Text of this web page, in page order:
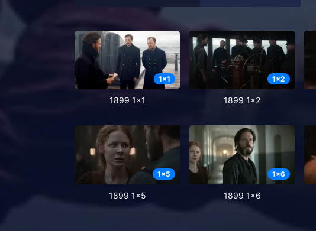
1x1
1899 1x1
1x2
1899 1x2
1x5
1899 1x5
1x6
1899 1x6